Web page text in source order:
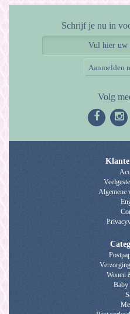
Schrijf je nu in
Aanmelden
Volg
Algemene
Wonen